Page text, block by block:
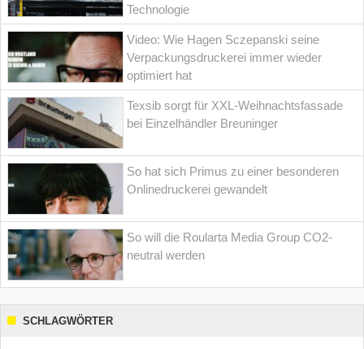
Technologie
Video: Wie Hagen Sczepanski seine
Verpackungsdruckerei immer wieder
optimiert hat
Texsib sorgt für XXL-Weihnachtsfassade
bei Einzelhändler Breuninger
So hat sich Primus zu einer besonderen
Onlinedruckerei gewandelt
So will die Roularta Media Group CO2-
neutral werden
SCHLAGWÖRTER